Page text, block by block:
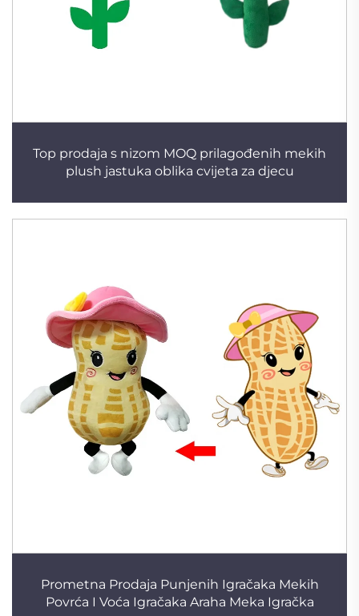
Top prodaja s nizom MOQ prilagođenih mekih
plush jastuka oblika cvijeta za djecu
Prometna Prodaja Punjenih Igračaka Mekih
Povrća I Voća Igračaka Araha Meka Igračka